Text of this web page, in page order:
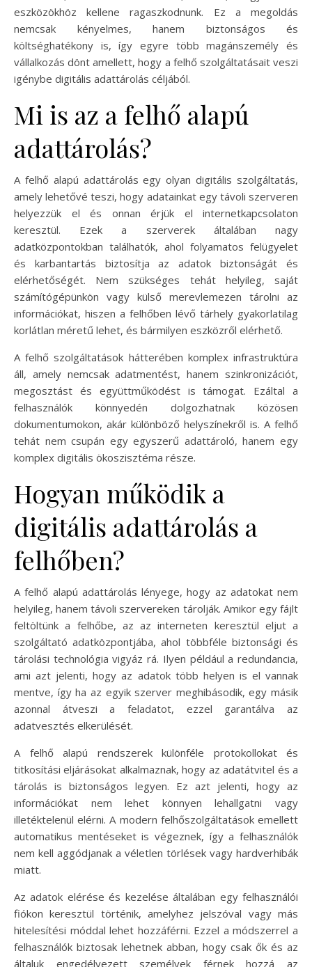
eszközökhöz kellene ragaszkodnunk. Ez a megoldás
nemcsak kényelmes, hanem biztonságos és
költséghatékony is, így egyre több magánszemély és
vállalkozás dönt amellett, hogy a felhő szolgáltatásait veszi
igénybe digitális adattárolás céljából.
Mi is az a felhő alapú
adattárolás?
A felhő alapú adattárolás egy olyan digitális szolgáltatás,
amely lehetővé teszi, hogy adatainkat egy távoli szerveren
helyezzük el és onnan érjük el internetkapcsolaton
keresztül. Ezek a szerverek általában nagy
adatközpontokban találhatók, ahol folyamatos felügyelet
és karbantartás biztosítja az adatok biztonságát és
elérhetőségét. Nem szükséges tehát helyileg, saját
számítógépünkön vagy külső merevlemezen tárolni az
információkat, hiszen a felhőben lévő tárhely gyakorlatilag
korlátlan méretű lehet, és bármilyen eszközről elérhető.
A felhő szolgáltatások hátterében komplex infrastruktúra
áll, amely nemcsak adatmentést, hanem szinkronizációt,
megosztást és együttműködést is támogat. Ezáltal a
felhasználók könnyedén dolgozhatnak közösen
dokumentumokon, akár különböző helyszínekről is. A felhő
tehát nem csupán egy egyszerű adattároló, hanem egy
komplex digitális ökoszisztéma része.
Hogyan működik a
digitális adattárolás a
felhőben?
A felhő alapú adattárolás lényege, hogy az adatokat nem
helyileg, hanem távoli szervereken tárolják. Amikor egy fájlt
feltöltünk a felhőbe, az az interneten keresztül eljut a
szolgáltató adatközpontjába, ahol többféle biztonsági és
tárolási technológia vigyáz rá. Ilyen például a redundancia,
ami azt jelenti, hogy az adatok több helyen is el vannak
mentve, így ha az egyik szerver meghibásodik, egy másik
azonnal átveszi a feladatot, ezzel garantálva az
adatvesztés elkerülését.
A felhő alapú rendszerek különféle protokollokat és
titkosítási eljárásokat alkalmaznak, hogy az adatátvitel és a
tárolás is biztonságos legyen. Ez azt jelenti, hogy az
információkat nem lehet könnyen lehallgatni vagy
illetéktelenül elérni. A modern felhőszolgáltatások emellett
automatikus mentéseket is végeznek, így a felhasználók
nem kell aggódjanak a véletlen törlések vagy hardverhibák
miatt.
Az adatok elérése és kezelése általában egy felhasználói
fiókon keresztül történik, amelyhez jelszóval vagy más
hitelesítési móddal lehet hozzáférni. Ezzel a módszerrel a
felhasználók biztosak lehetnek abban, hogy csak ők és az
általuk engedélyezett személyek férnek hozzá az